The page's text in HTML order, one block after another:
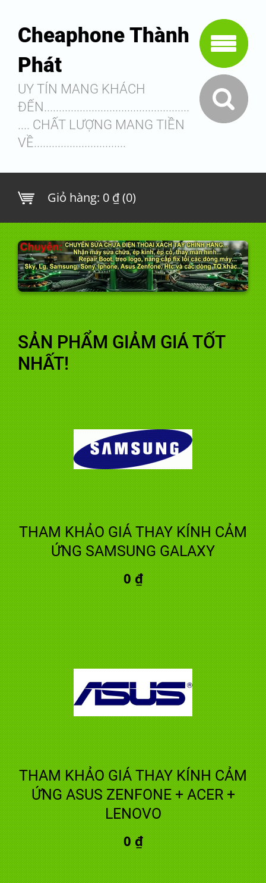
Cheaphone Thành
Phát
UY TÍN MANG KHÁCH
ĐẾN.................................................
.... CHẤT LƯỢNG MANG TIỀN
VỀ...............................
Giỏ hàng: 0 ₫ (0)
SẢN PHẨM GIẢM GIÁ TỐT
NHẤT!
THAM KHẢO GIÁ THAY KÍNH CẢM
ỨNG SAMSUNG GALAXY
0 ₫
THAM KHẢO GIÁ THAY KÍNH CẢM
ỨNG ASUS ZENFONE + ACER +
LENOVO
0 ₫